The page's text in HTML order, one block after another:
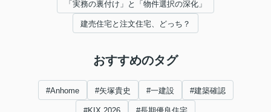
「実務の裏付け」と「物件選択の深化」
建売住宅と注文住宅、どっち？
おすすめのタグ
#Anhome #矢塚貴史 #一建設 #建築確認